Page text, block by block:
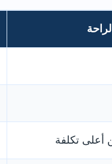
أعلى تكلفة